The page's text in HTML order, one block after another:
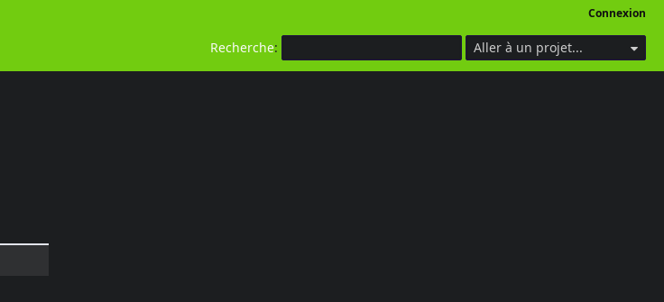
Connexion
Recherche: Aller à un projet...